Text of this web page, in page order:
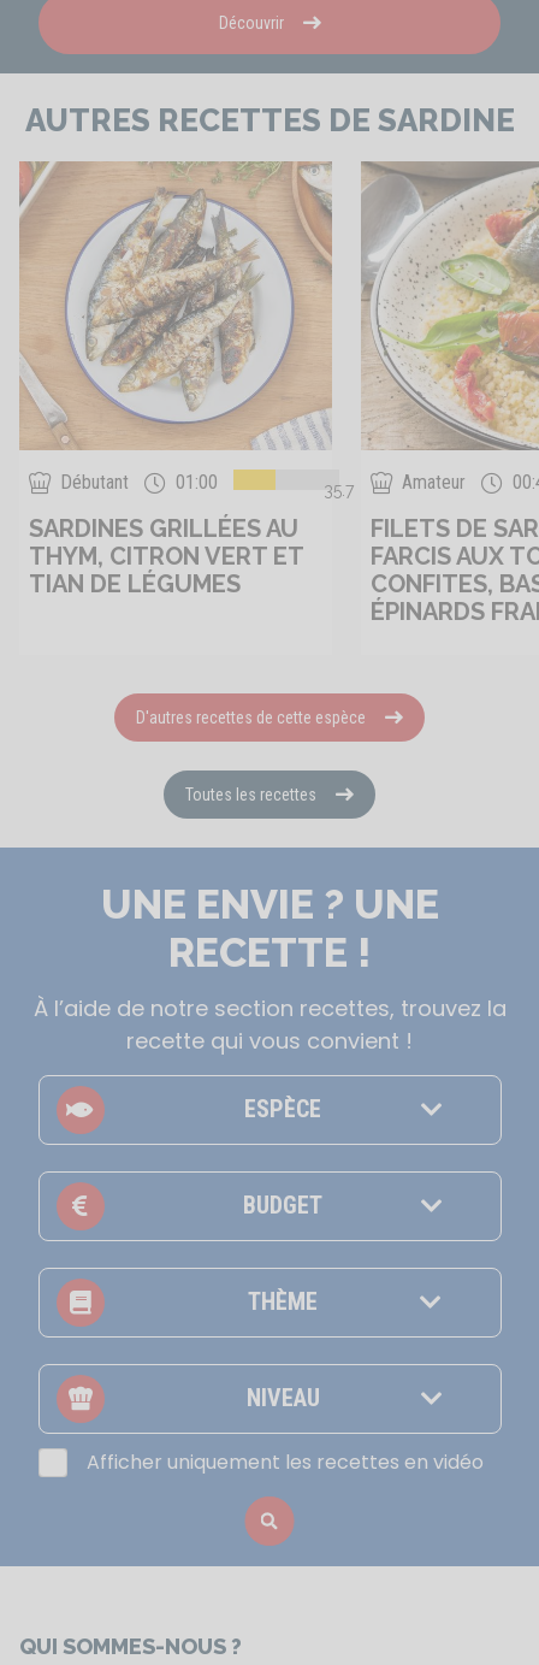
Découvrir
AUTRES RECETTES DE SARDINE
Débutant 01:00 35.7
SARDINES GRILLÉES AU
THYM, CITRON VERT ET
TIAN DE LÉGUMES
Amateur
FILETS DE
FARCIS AUX
CONFITES,
ÉPINARDS
D'autres recettes de cette espèce
Toutes les recettes
UNE ENVIE ? UNE
RECETTE !
À l’aide de notre section recettes, trouvez la
recette qui vous convient !
ESPÈCE
BUDGET
THÈME
NIVEAU
Afficher uniquement les recettes en vidéo
QUI SOMMES-NOUS ?